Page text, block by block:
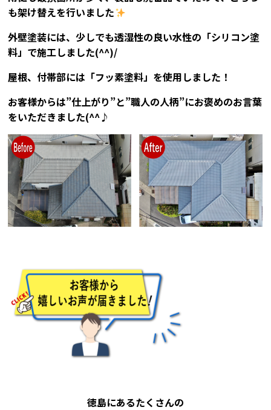
も架け替えを行いました
外壁塗装には、少しでも透湿性の良い水性の「シリコン塗
料」で施工しました(^^)/
屋根、付帯部には「フッ素塗料」を使用しました！
お客様からは”仕上がり”と”職人の人柄”にお褒めのお言葉
をいただきました(^^♪
徳島にあるたくさんの